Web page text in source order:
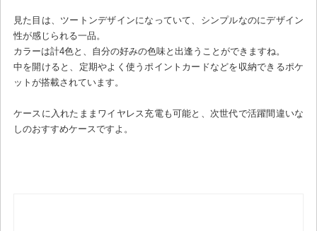
見た目は、ツートンデザインになっていて、シンプルなのにデザイン
性が感じられる一品。
カラーは計4色と、自分の好みの色味と出逢うことができますね。
中を開けると、定期やよく使うポイントカードなどを収納できるポケ
ットが搭載されています。
ケースに入れたままワイヤレス充電も可能と、次世代で活躍間違いな
しのおすすめケースですよ。